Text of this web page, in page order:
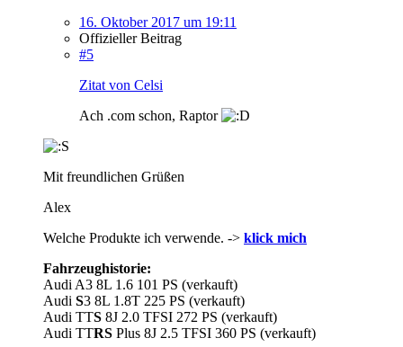
16. Oktober 2017 um 19:11
Offizieller Beitrag
#5
Zitat von Celsi
Ach .com schon, Raptor
Mit freundlichen Grüßen
Alex
Welche Produkte ich verwende. -> klick mich
Fahrzeughistorie:
Audi A3 8L 1.6 101 PS (verkauft)
Audi S3 8L 1.8T 225 PS (verkauft)
Audi TTS 8J 2.0 TFSI 272 PS (verkauft)
Audi TTRS Plus 8J 2.5 TFSI 360 PS (verkauft)